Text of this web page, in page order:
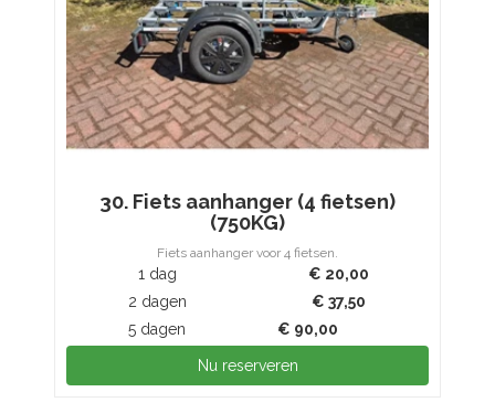
30. Fiets aanhanger (4 fietsen)
(750KG)
Fiets aanhanger voor 4 fietsen.
1 dag € 20,00
2 dagen
€ 37,50
5 dagen
€ 90,00
Nu reserveren